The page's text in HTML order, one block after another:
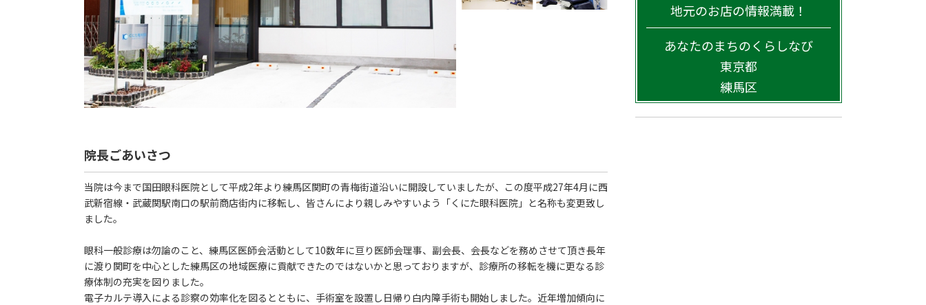
院長ごあいさつ
当院は今まで国田眼科医院として平成2年より練馬区関町の青梅街道沿いに開設していましたが、この度平成27年4月に西
武新宿線・武蔵関駅南口の駅前商店街内に移転し、皆さんにより親しみやすいよう「くにた眼科医院」と名称も変更致し
ました。
眼科一般診療は勿論のこと、練馬区医師会活動として10数年に亘り医師会理事、副会長、会長などを務めさせて頂き長年
に渡り関町を中心とした練馬区の地域医療に貢献できたのではないかと思っておりますが、診療所の移転を機に更なる診
療体制の充実を図りました。
電子カルテ導入による診察の効率化を図るとともに、手術室を設置し日帰り白内障手術も開始しました。近年増加傾向に
地元のお店の情報満載！
あなたのまちのくらしなび
東京都
練馬区